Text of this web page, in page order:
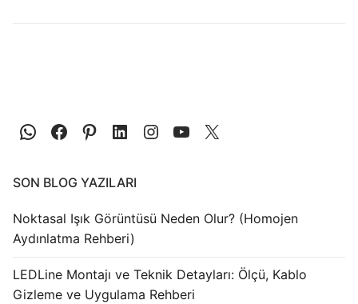
LED Modüller
Sabit Gerilim Şerit LED
Sabit Gerilim Çubuk LED
Sabit Akım Çubuk LED
LED Profilleri
SON BLOG YAZILARI
Noktasal Işık Görüntüsü Neden Olur? (Homojen
Aydınlatma Rehberi)
LEDLine Montajı ve Teknik Detayları: Ölçü, Kablo
Gizleme ve Uygulama Rehberi